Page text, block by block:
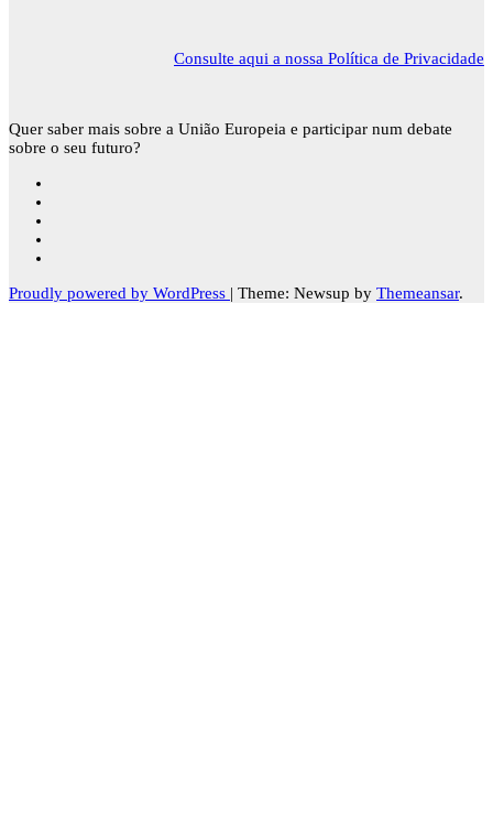
Consulte aqui a nossa Política de Privacidade
Quer saber mais sobre a União Europeia e participar num debate
sobre o seu futuro?
Proudly powered by WordPress | Theme: Newsup by Themeansar.